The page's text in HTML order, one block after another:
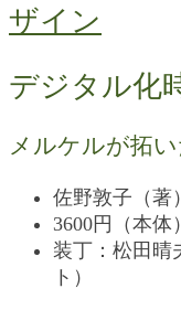
ザイン
デジタル化
メルケルが拓
佐野敦子（著
3600円（本体
装丁：松田晴
ト）